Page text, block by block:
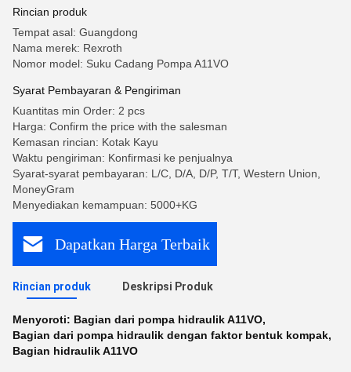
Rincian produk
Tempat asal: Guangdong
Nama merek: Rexroth
Nomor model: Suku Cadang Pompa A11VO
Syarat Pembayaran & Pengiriman
Kuantitas min Order: 2 pcs
Harga: Confirm the price with the salesman
Kemasan rincian: Kotak Kayu
Waktu pengiriman: Konfirmasi ke penjualnya
Syarat-syarat pembayaran: L/C, D/A, D/P, T/T, Western Union,
MoneyGram
Menyediakan kemampuan: 5000+KG
Dapatkan Harga Terbaik
Rincian produk Deskripsi Produk
Menyoroti: Bagian dari pompa hidraulik A11VO,
Bagian dari pompa hidraulik dengan faktor bentuk kompak,
Bagian hidraulik A11VO